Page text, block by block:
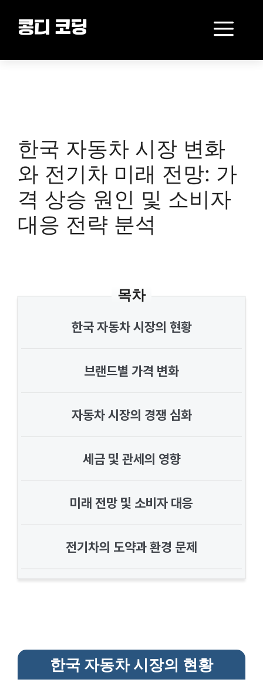
content콩디 코딩
한국 자동차 시장 변화
와 전기차 미래 전망: 가
격 상승 원인 및 소비자
대응 전략 분석
목차
한국 자동차 시장의 현황
브랜드별 가격 변화
자동차 시장의 경쟁 심화
세금 및 관세의 영향
미래 전망 및 소비자 대응
전기차의 도약과 환경 문제
한국 자동차 시장의 현황